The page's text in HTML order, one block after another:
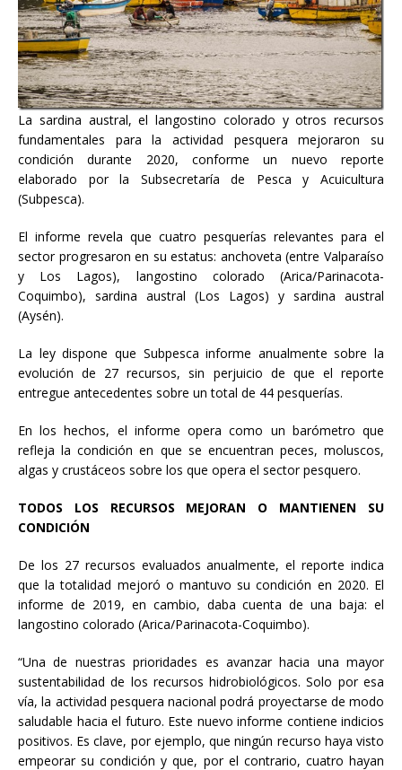
La sardina austral, el langostino colorado y otros recursos
fundamentales para la actividad pesquera mejoraron su
condición durante 2020, conforme un nuevo reporte
elaborado por la Subsecretaría de Pesca y Acuicultura
(Subpesca).
El informe revela que cuatro pesquerías relevantes para el
sector progresaron en su estatus: anchoveta (entre Valparaíso
y Los Lagos), langostino colorado (Arica/Parinacota-
Coquimbo), sardina austral (Los Lagos) y sardina austral
(Aysén).
La ley dispone que Subpesca informe anualmente sobre la
evolución de 27 recursos, sin perjuicio de que el reporte
entregue antecedentes sobre un total de 44 pesquerías.
En los hechos, el informe opera como un barómetro que
refleja la condición en que se encuentran peces, moluscos,
algas y crustáceos sobre los que opera el sector pesquero.
TODOS LOS RECURSOS MEJORAN O MANTIENEN SU
CONDICIÓN
De los 27 recursos evaluados anualmente, el reporte indica
que la totalidad mejoró o mantuvo su condición en 2020. El
informe de 2019, en cambio, daba cuenta de una baja: el
langostino colorado (Arica/Parinacota-Coquimbo).
“Una de nuestras prioridades es avanzar hacia una mayor
sustentabilidad de los recursos hidrobiológicos. Solo por esa
vía, la actividad pesquera nacional podrá proyectarse de modo
saludable hacia el futuro. Este nuevo informe contiene indicios
positivos. Es clave, por ejemplo, que ningún recurso haya visto
empeorar su condición y que, por el contrario, cuatro hayan